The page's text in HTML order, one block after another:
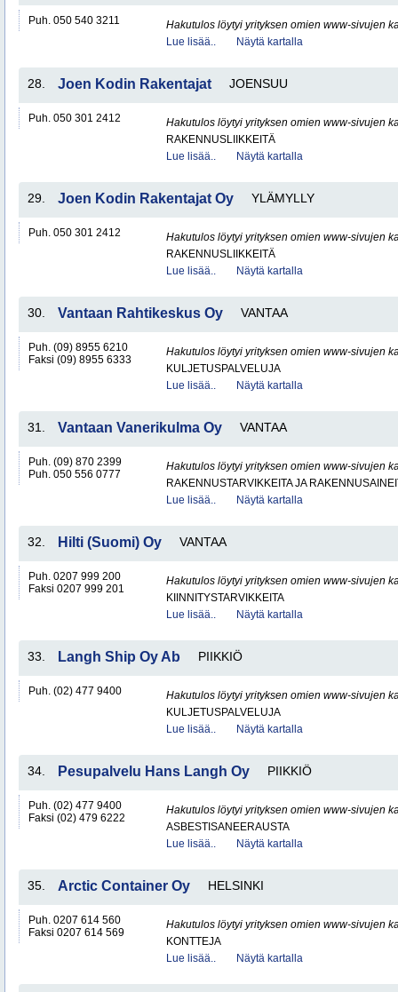
Puh. 050 540 3211
Hakutulos löytyi yrityksen omien www-sivujen
Lue lisää..
Näytä kartalla
28. Joen Kodin Rakentajat JOENSUU
Puh. 050 301 2412
Hakutulos löytyi yrityksen omien www-sivujen
RAKENNUSLIIKKEITÄ
Lue lisää..
Näytä kartalla
29. Joen Kodin Rakentajat Oy YLÄMYLLY
Puh. 050 301 2412
Hakutulos löytyi yrityksen omien www-sivujen
RAKENNUSLIIKKEITÄ
Lue lisää..
Näytä kartalla
30. Vantaan Rahtikeskus Oy VANTAA
Puh. (09) 8955 6210
Faksi (09) 8955 6333
Hakutulos löytyi yrityksen omien www-sivujen
KULJETUSPALVELUJA
Lue lisää..
Näytä kartalla
31. Vantaan Vanerikulma Oy VANTAA
Puh. (09) 870 2399
Puh. 050 556 0777
Hakutulos löytyi yrityksen omien www-sivujen
RAKENNUSTARVIKKEITA JA
Lue lisää..
Näytä kartalla
32. Hilti (Suomi) Oy VANTAA
Puh. 0207 999 200
Faksi 0207 999 201
Hakutulos löytyi yrityksen omien www-sivujen
KIINNITYSTARVIKKEITA
Lue lisää..
Näytä kartalla
33. Langh Ship Oy Ab PIIKKIÖ
Puh. (02) 477 9400
Hakutulos löytyi yrityksen omien www-sivujen
KULJETUSPALVELUJA
Lue lisää..
Näytä kartalla
34. Pesupalvelu Hans Langh Oy PIIKKIÖ
Puh. (02) 477 9400
Faksi (02) 479 6222
Hakutulos löytyi yrityksen omien www-sivujen
ASBESTISANEERAUSTA
Lue lisää..
Näytä kartalla
35. Arctic Container Oy HELSINKI
Puh. 0207 614 560
Faksi 0207 614 569
Hakutulos löytyi yrityksen omien www-sivujen
KONTTEJA
Lue lisää..
Näytä kartalla